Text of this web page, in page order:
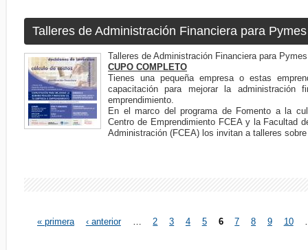
Talleres de Administración Financiera para
Talleres de Administración Financiera para
CUPO COMPLETO
Tienes una pequeña empresa o estas
capacitación para mejorar la administración
emprendimiento.
En el marco del programa de Fomento a la
Centro de Emprendimiento FCEA y la Facultad
Administración (FCEA) los invitan a talleres
« primera ‹ anterior 2 3 4 5 6 7 8 9 10